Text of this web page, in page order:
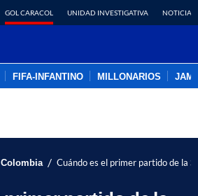
GOL CARACOL UNIDAD INVESTIGATIVA NOTICIAS
FIFA-INFANTINO MILLONARIOS
/ Cuándo es el primer partido de la